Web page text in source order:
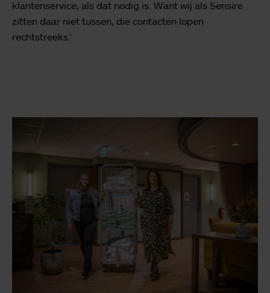
klantenservice, als dat nodig is. Want wij als Sensire
zitten daar niet tussen, die contacten lopen
rechtstreeks.’